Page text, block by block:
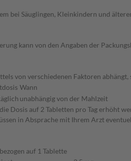
bei Säuglingen, Kleinkindern und
kann von den Angaben der
von verschiedenen Faktoren
Wann
unabhängig von der Mahlzeit
Dosis auf 2 Tabletten pro Tag erhöht
in Absprache mit Ihrem Arzt
auf 1 Tablette